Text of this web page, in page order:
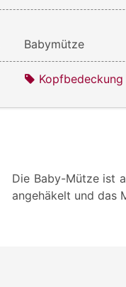
Babymütze
Die Baby-Mütze ist
angehäkelt und das